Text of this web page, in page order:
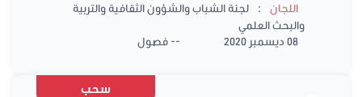
اللجان :
لجنة الشباب والشؤون الثقافية والتربية
والبحث العلمي
08 ديسمبر 2020
-- فصول
سحب